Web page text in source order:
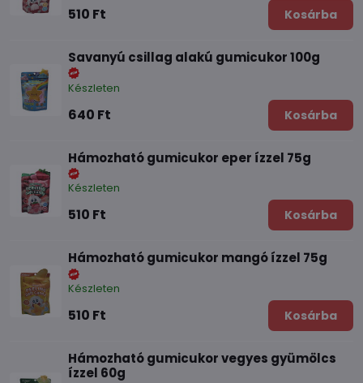
510 Ft Kosárba
Savanyú csillag alakú gumicukor 100g
Készleten
640 Ft Kosárba
Hámozható gumicukor eper ízzel 75g
Készleten
510 Ft Kosárba
Hámozható gumicukor mangó ízzel 75g
Készleten
510 Ft Kosárba
Hámozható gumicukor vegyes gyümölcs
ízzel 60g